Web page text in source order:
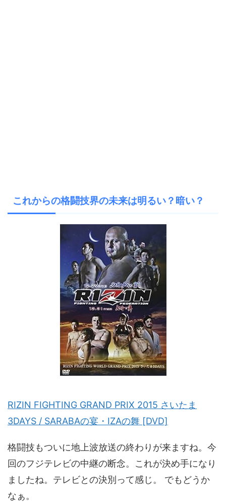
これからの格闘技界の未来は明るい？暗い？
RIZIN FIGHTING GRAND PRIX 2015 さいたま
3DAYS / SARABAの宴・IZAの舞 [DVD]
格闘技もついに地上波放送の終わりが来ますね。今
回のフジテレビの中継の断念。これが決め手になり
ましたね。テレビとの決別って感じ。 でもどうか
なぁ。